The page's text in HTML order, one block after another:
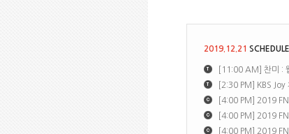
2019.12.21 SCHEDULE
[11:00 AM] 찬미 :
[2:30 PM] KBS Joy
[4:00 PM] 2019
[4:00 PM] 2019
[4:00 PM] 2019